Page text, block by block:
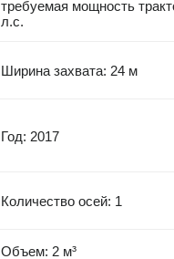
требуемая мощность
л.с.
Ширина захвата: 24 м
Год: 2017
Количество осей: 1
Объем: 2 м³